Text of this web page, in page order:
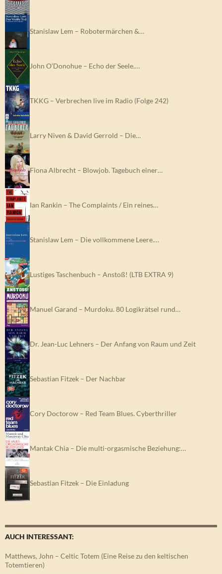
Stanislaw Lem – Robotermärchen &…
John O’Donohue – Echo der Seele.…
TKKG – Verbrechen live im Radio (Folge 242)
Larry Niven & David Gerrold – Die…
Fiona Albrecht – Blowjob. Tagebuch einer…
Ian Rankin – The Complaints / Ein reines…
Stanislaw Lem – Die vollkommene Leere.…
Lustiges Taschenbuch – Anstoß! (LTB EXTRA 9)
Manuel Garand – Murdoku. 80 Logikrätsel rund…
Dr. Jean-Luc Lehners – Der Anfang von Raum und Zeit
Sebastian Fitzek – Der Nachbar
Cory Doctorow – Red Team Blues. Cyberthriller
Mantak Chia – Die multi-orgasmische Beziehung:…
Sebastian Fitzek – Die Einladung
AUCH INTERESSANT:
Matthews, John – Celtic Totem (Eine Reise zu den keltischen
Totemtieren)